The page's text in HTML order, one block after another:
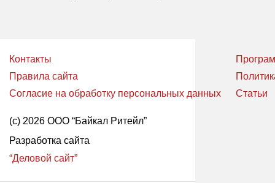
Контакты
Правила сайта
Согласие на обработку персональных данных
Статьи
(с) 2026 ООО “Байкал Ритейл”
Разработка сайта
“Деловой сайт”